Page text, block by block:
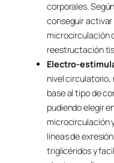
corporales.
conseguir
microcirculación
reestructación
Electro-
nivel
base al tipo de
pudiendo elegir
microcirculación
líneas de
triglicéridos y